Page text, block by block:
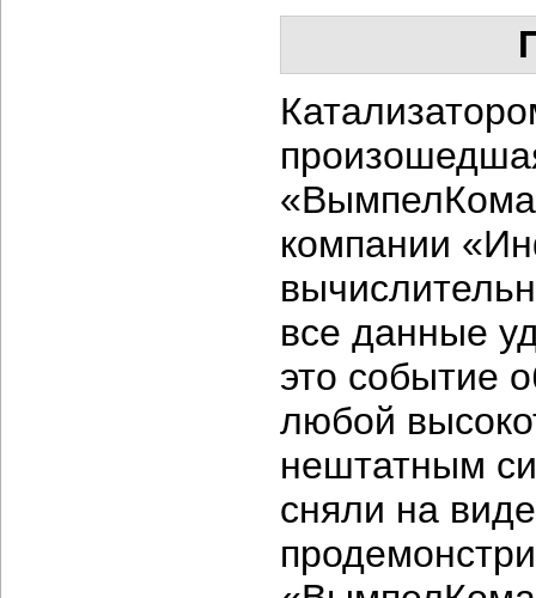
компании
все данные
это событие
любой
нештатным
сняли на